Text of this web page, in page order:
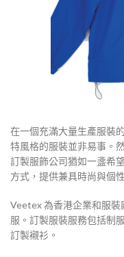
在一個充滿大量生產服裝
特風格的服裝並非易事。
訂製服飾公司猶如一盞希
方式，提供兼具時尚與個
Veetex 為香港企業和服
服。訂製服裝服務包括制
訂製襯衫。